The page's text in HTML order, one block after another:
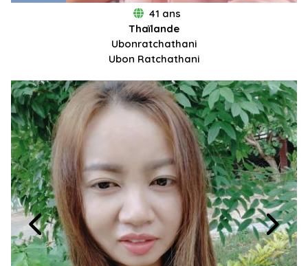
41 ans
Thaïlande
Ubonratchathani
Ubon Ratchathani